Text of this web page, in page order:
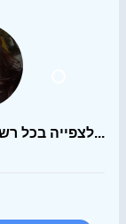
לצפייה בכל רשימת החברים שלי...